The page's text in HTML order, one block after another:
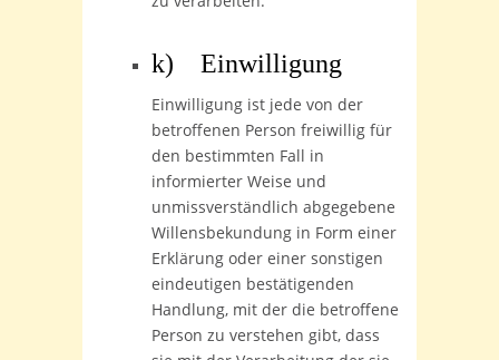
k) Einwilligung
Einwilligung ist jede von der
betroffenen Person freiwillig für
den bestimmten Fall in
informierter Weise und
unmissverständlich abgegebene
Willensbekundung in Form einer
Erklärung oder einer sonstigen
eindeutigen bestätigenden
Handlung, mit der die betroffene
Person zu verstehen gibt, dass